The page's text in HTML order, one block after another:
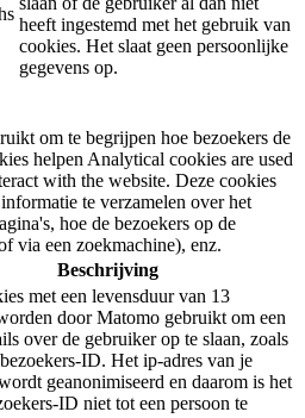
heeft ingestemd met het gebruik van
cookies. Het slaat geen persoonlijke
gegevens op.
om te begrijpen hoe bezoekers de
helpen Analytical cookies are used
with the website. Deze cookies
te verzamelen over het
hoe de bezoekers op de
via een zoekmachine), enz.
Beschrijving
met een levensduur van 13
door Matomo gebruikt om een
over de gebruiker op te slaan, zoals
ID. Het ip-adres van je
geanonimiseerd en daarom is het
ID niet tot een persoon te